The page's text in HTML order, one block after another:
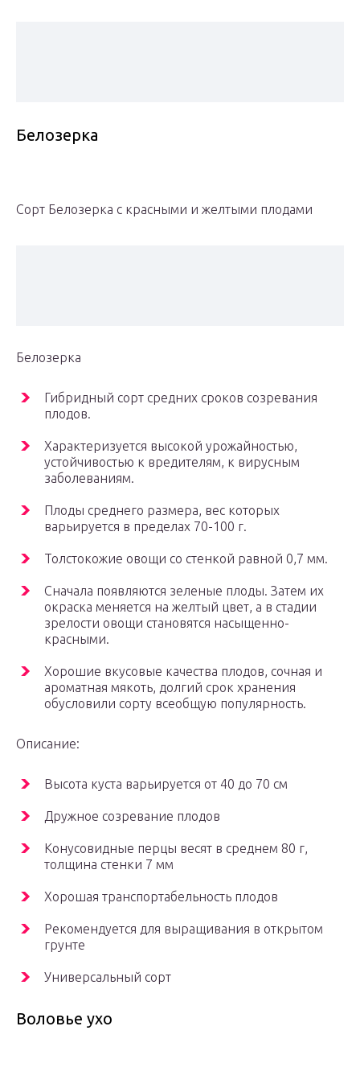
Белозерка
Сорт Белозерка с красными и желтыми плодами
Белозерка
Гибридный сорт средних сроков созревания
плодов.
Характеризуется высокой урожайностью,
устойчивостью к вредителям, к вирусным
заболеваниям.
Плоды среднего размера, вес которых
варьируется в пределах 70-100 г.
Толстокожие овощи со стенкой равной 0,7 мм.
Сначала появляются зеленые плоды. Затем их
окраска меняется на желтый цвет, а в стадии
зрелости овощи становятся насыщенно-
красными.
Хорошие вкусовые качества плодов, сочная и
ароматная мякоть, долгий срок хранения
обусловили сорту всеобщую популярность.
Описание:
Высота куста варьируется от 40 до 70 см
Дружное созревание плодов
Конусовидные перцы весят в среднем 80 г,
толщина стенки 7 мм
Хорошая транспортабельность плодов
Рекомендуется для выращивания в открытом
грунте
Универсальный сорт
Воловье ухо